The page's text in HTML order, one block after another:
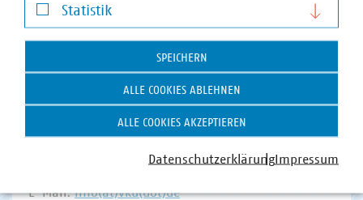
Hausanschrift und Kontakt
VKU-Hauptgeschäftsstelle
Invalidenstr. 91
10115 Berlin
E-Mail:info(at)vku(dot)de
Statistik
Statistik
SPEICHERN
ALLE COOKIES ABLEHNEN
ALLE COOKIES AKZEPTIEREN
DatenschutzerklärungImpressum